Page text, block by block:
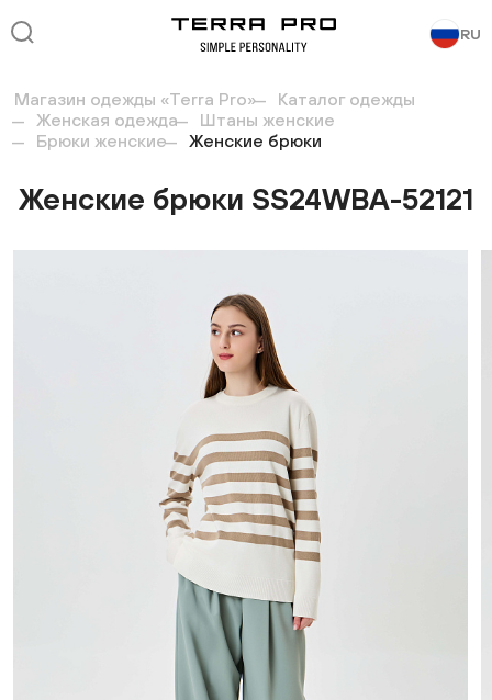
RU
Магазин одежды «Terra Pro»
Каталог одежды
Женская одежда
Штаны женские
Брюки женские
Женские брюки
Женские брюки SS24WBA-52121